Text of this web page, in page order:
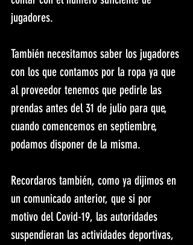
jugadores.
También necesitamos saber los jugadores
con los que contamos por la ropa ya que
al proveedor tenemos que pedirle las
prendas antes del 31 de julio para que,
cuando comencemos en septiembre,
podamos disponer de la misma.
Recordaros también, como ya dijimos en
un comunicado anterior, que si por
motivo del Covid-19, las autoridades
suspendieran las actividades deportivas,